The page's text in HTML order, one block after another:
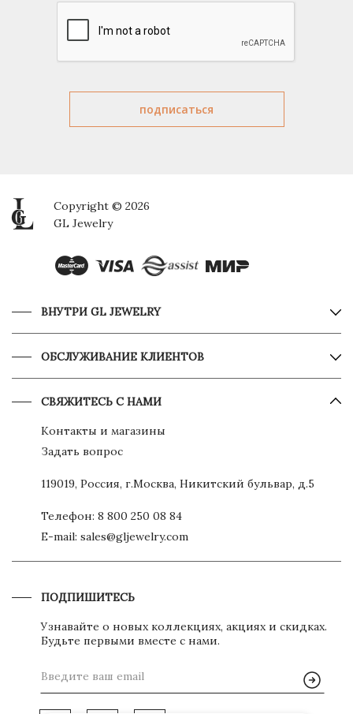
Copyright © 2026
GL Jewelry
ВНУТРИ GL JEWELRY
ОБСЛУЖИВАНИЕ КЛИЕНТОВ
СВЯЖИТЕСЬ С НАМИ
Контакты и магазины
Задать вопрос
119019, Россия, г.Москва, Никитский бульвар, д.5
Телефон: 8 800 250 08 84
E-mail: sales@gljewelry.com
ПОДПИШИТЕСЬ
Узнавайте о новых коллекциях, акциях и скидках.
Будьте первыми вместе с нами.